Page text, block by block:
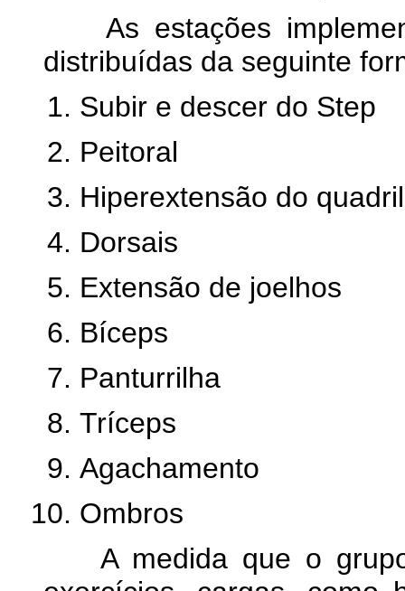
As estações
distribuídas da seguinte
Subir e descer do Step
Peitoral
Hiperextensão do quadril
Dorsais
Extensão de joelhos
Bíceps
Panturrilha
Tríceps
Agachamento
Ombros
A medida que o grupo